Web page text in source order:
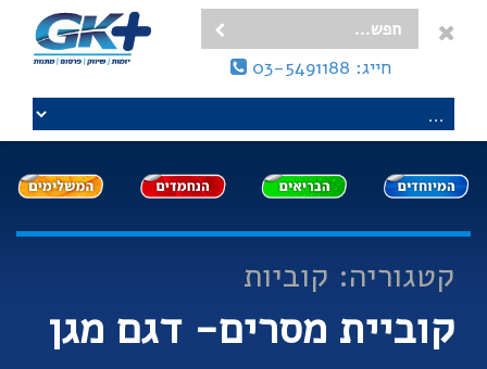
חייג: 03-5491188
קטגוריה: קוביות
קוביית מסרים- דגם מגן